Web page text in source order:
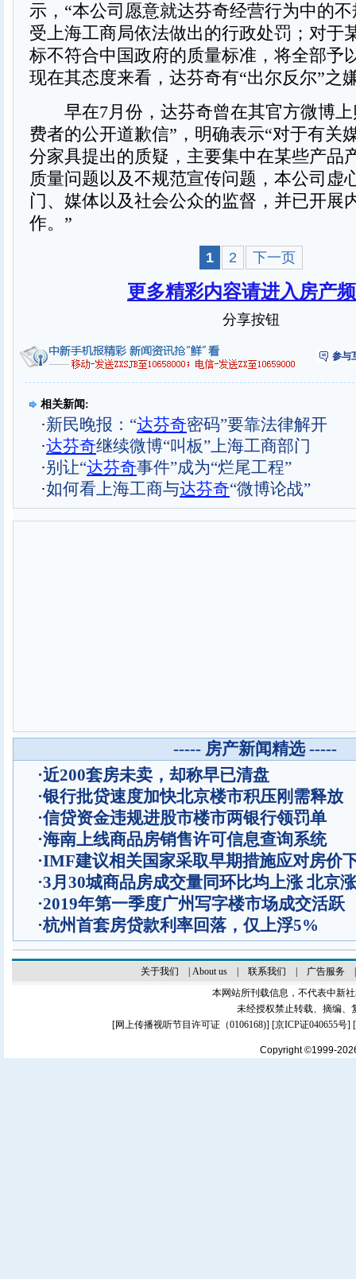
示，“本公司愿意就达芬奇经营行为中的
受上海工商局依法做出的行政处罚；对于
标不符合中国政府的质量标准，将全部予
现在其态度来看，达芬奇有“出尔反尔”之
早在7月份，达芬奇曾在其官方微博上
费者的公开道歉信”，明确表示“对于有关
分家具提出的质疑，主要集中在某些产品
质量问题以及不规范宣传问题，本公司虚
门、媒体以及社会公众的监督，并已开展
作。”
1 2 下一页
更多精彩内容请进入房产
分享按钮
参与
相关新闻:
·新民晚报：“达芬奇密码”要靠法律解开
·达芬奇继续微博“叫板”上海工商部门
·别让“达芬奇事件”成为“烂尾工程”
·如何看上海工商与达芬奇“微博论战”
----- 房产新闻精选 -----
·近200套房未卖，却称早已清盘
·银行批贷速度加快北京楼市积压刚需释放
·信贷资金违规进股市楼市两银行领罚单
·海南上线商品房销售许可信息查询系统
·IMF建议相关国家采取早期措施应对房价
·3月30城商品房成交量同环比均上涨 北京
·2019年第一季度广州写字楼市场成交活跃
·杭州首套房贷款利率回落，仅上浮5%
关于我们 About us| 联系我们 广告服务
本网站所刊载信息，不代表中新
未经授权禁止转载、摘编、
[网上传播视听节目许可证（0106168)] [京ICP证040655号]
Copyright ©1999-